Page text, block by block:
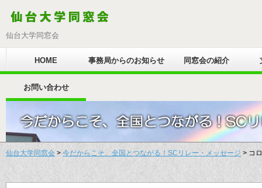
仙台大学同窓会
HOME 事務局からのお知らせ 同窓会の紹介
お問い合わせ
仙台大学同窓会 > 今だからこそ、全国とつながる！SCリレー・メッセージ > コ